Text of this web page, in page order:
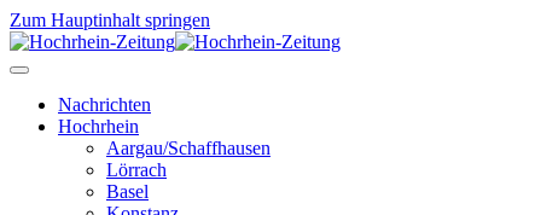
Zum Hauptinhalt springen
Nachrichten
Hochrhein
Aargau/Schaffhausen
Lörrach
Basel